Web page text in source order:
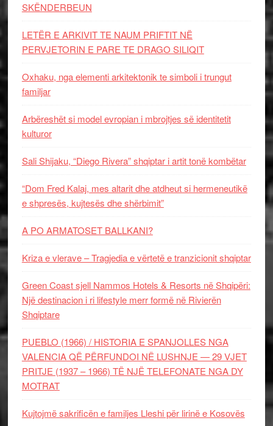
SKËNDERBEUN
LETËR E ARKIVIT TE NAUM PRIFTIT NË
PERVJETORIN E PARE TE DRAGO SILIQIT
Oxhaku, nga elementi arkitektonik te simboli i trungut
familjar
Arbëreshët si model evropian i mbrojtjes së identitetit
kulturor
Sali Shijaku, “Diego Rivera” shqiptar i artit tonë kombëtar
“Dom Fred Kalaj, mes altarit dhe atdheut si hermeneutikë
e shpresës, kujtesës dhe shërbimit”
A PO ARMATOSET BALLKANI?
Kriza e vlerave – Tragjedia e vërtetë e tranzicionit shqiptar
Green Coast sjell Nammos Hotels & Resorts në Shqipëri:
Një destinacion i ri lifestyle merr formë në Rivierën
Shqiptare
PUEBLO (1966) / HISTORIA E SPANJOLLES NGA
VALENCIA QË PËRFUNDOI NË LUSHNJE — 29 VJET
PRITJE (1937 – 1966) TË NJË TELEFONATE NGA DY
MOTRAT
Kujtojmë sakrificën e familjes Lleshi për lirinë e Kosovës